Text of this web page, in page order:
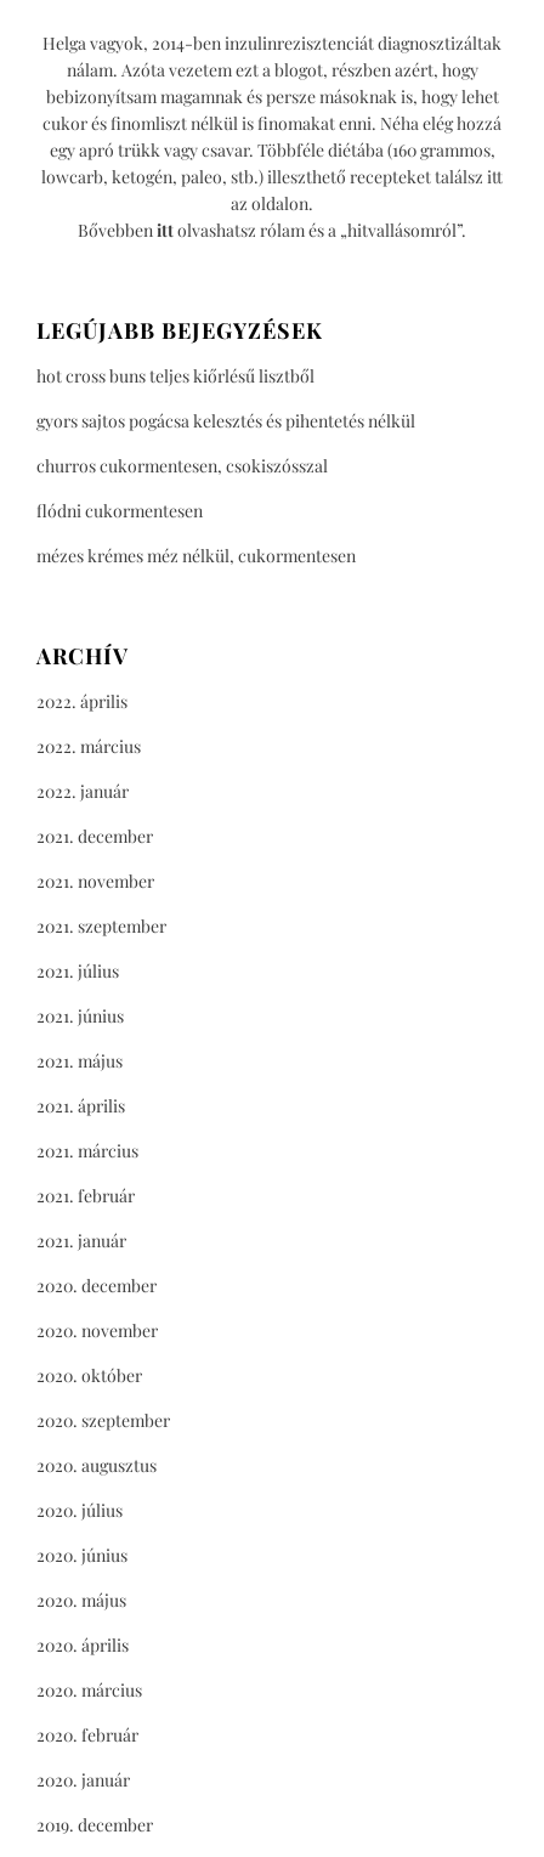
Helga vagyok, 2014-ben inzulinrezisztenciát diagnosztizáltak
nálam. Azóta vezetem ezt a blogot, részben azért, hogy
bebizonyítsam magamnak és persze másoknak is, hogy lehet
cukor és finomliszt nélkül is finomakat enni. Néha elég hozzá
egy apró trükk vagy csavar. Többféle diétába (160 grammos,
lowcarb, ketogén, paleo, stb.) illeszthető recepteket találsz itt
az oldalon.
Bővebben ittolvashatsz rólam és a „hitvallásomról”.
LEGÚJABB BEJEGYZÉSEK
hot cross buns teljes kiőrlésű lisztből
gyors sajtos pogácsa kelesztés és pihentetés nélkül
churros cukormentesen, csokiszósszal
flódni cukormentesen
mézes krémes méz nélkül, cukormentesen
ARCHÍV
2022. április
2022. március
2022. január
2021. december
2021. november
2021. szeptember
2021. július
2021. június
2021. május
2021. április
2021. március
2021. február
2021. január
2020. december
2020. november
2020. október
2020. szeptember
2020. augusztus
2020. július
2020. június
2020. május
2020. április
2020. március
2020. február
2020. január
2019. december